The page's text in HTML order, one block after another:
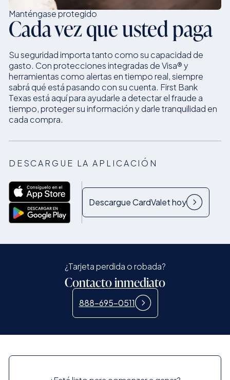
Manténgase protegido
Cada vez que usted paga
Su seguridad importa tanto como su capacidad de
gasto. Con protecciones integradas de Visa® y
herramientas como alertas en tiempo real, siempre
sabrá qué está pasando con su cuenta. First Bank
Texas está aquí para ayudarle a detectar el fraude a
tiempo, proteger su información y darle tranquilidad en
cada compra.
DESCARGUE LA APLICACIÓN
Descargue CardValet hoy
¿Tarjeta perdida o robada?
Contacto inmediato
888-695-0511